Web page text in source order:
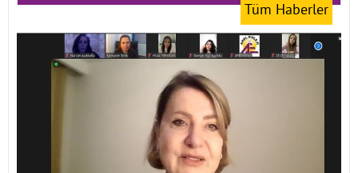
Kayıt-Kabul
Tüm Haberler